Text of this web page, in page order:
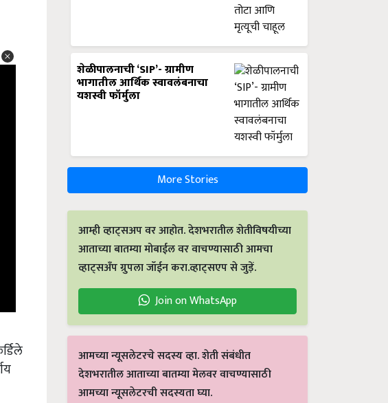
शेळीपालनाची ‘SIP’- ग्रामीण
भागातील आर्थिक स्वावलंबनाचा
यशस्वी फॉर्मुला
More Stories
आम्ही व्हाट्सअप वर आहोत. देशभरातील शेतीविषयीच्या
आताच्या बातम्या मोबाईल वर वाचण्यासाठी आमचा
व्हाट्सअँप ग्रुपला जॉईन करा.व्हाट्सएप से जुड़ें.
Join on WhatsApp
आमच्या न्यूसलेटरचे सदस्य व्हा. शेती संबंधीत
देशभरातील आताच्या बातम्या मेलवर वाचण्यासाठी
आमच्या न्यूसलेटरची सदस्यता घ्या.